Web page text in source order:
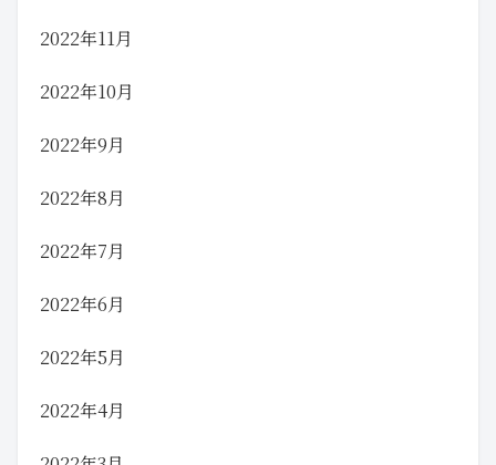
2022年11月
2022年10月
2022年9月
2022年8月
2022年7月
2022年6月
2022年5月
2022年4月